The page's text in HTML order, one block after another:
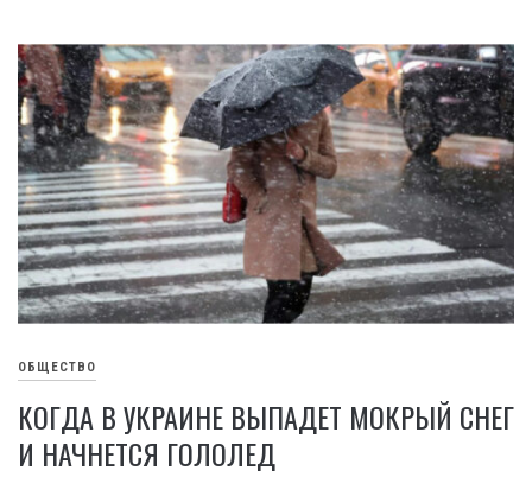
ОБЩЕСТВО
КОГДА В УКРАИНЕ ВЫПАДЕТ МОКРЫЙ СНЕГ
И НАЧНЕТСЯ ГОЛОЛЕД